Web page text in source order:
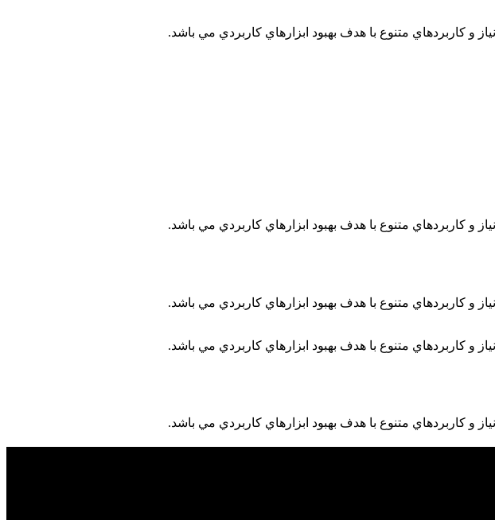
و کاربردهاي متنوع با هدف بهبود ابزارهاي کاربردي مي باشد.
و کاربردهاي متنوع با هدف بهبود ابزارهاي کاربردي مي باشد.
و کاربردهاي متنوع با هدف بهبود ابزارهاي کاربردي مي باشد.
و کاربردهاي متنوع با هدف بهبود ابزارهاي کاربردي مي باشد.
و کاربردهاي متنوع با هدف بهبود ابزارهاي کاربردي مي باشد.